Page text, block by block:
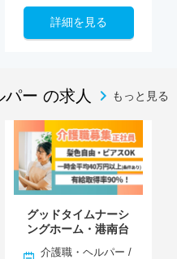
詳細を見る
ー の求人 もっと見る
グッドタイムナーシ
ングホーム・港南台
介護職・ヘルパー /